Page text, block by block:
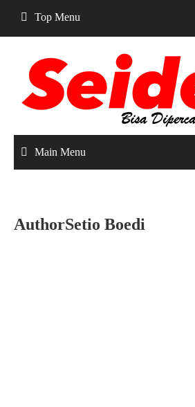
content
Top Menu
Main Menu
AuthorSetio Boedi